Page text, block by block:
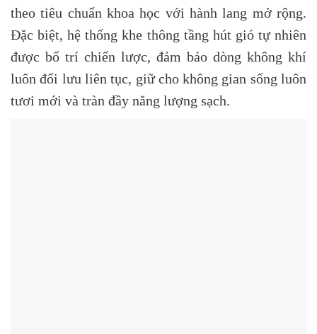
theo tiêu chuẩn khoa học với hành lang mở rộng.
Đặc biệt, hệ thốngkhe thông tầng hút gió tự nhiên
được bố trí chiến lược, đảm bảo dòng không khí
luôn đối lưu liên tục, giữ cho không gian sống luôn
tươi mới và tràn đầy năng lượng sạch.